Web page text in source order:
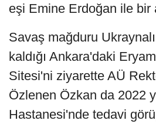
eşi Emine Erdoğan ile bir
Savaş mağduru
kaldığı Ankara'daki
Sitesi'ni ziyarette AÜ
Özlenen Özkan da 2022
Hastanesi'nde tedavi